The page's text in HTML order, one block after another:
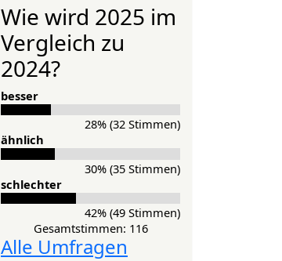
Wie wird 2025 im
Vergleich zu
2024?
besser
28% (32 Stimmen)
ähnlich
30% (35 Stimmen)
schlechter
42% (49 Stimmen)
Gesamtstimmen: 116
Alle Umfragen